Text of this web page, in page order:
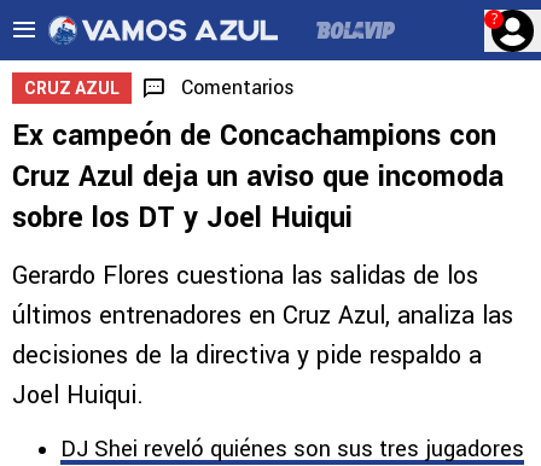
?
CRUZ AZUL Comentarios
Ex campeón de Concachampions con
Cruz Azul deja un aviso que incomoda
sobre los DT y Joel Huiqui
Gerardo Flores cuestiona las salidas de los
últimos entrenadores en Cruz Azul, analiza las
decisiones de la directiva y pide respaldo a
Joel Huiqui.
DJ Shei reveló quiénes son sus tres jugadores